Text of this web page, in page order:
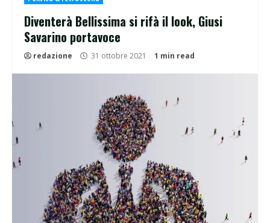
Diventerà Bellissima si rifà il look, Giusi
Savarino portavoce
redazione 31 ottobre 2021 1 min read